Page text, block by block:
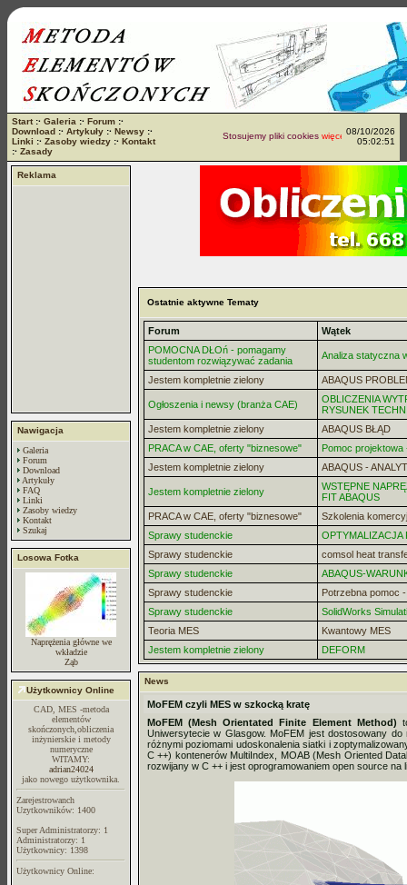
Start:· Galeria :· Forum :·
Download :· Artykuły :· Newsy :·
Linki :· Zasoby wiedzy :· Kontakt
:· Zasady
Stosujemy pliki cookieswięcej...
08/10/2026
05:02:51
Reklama
Nawigacja
Galeria
Forum
Download
Artykuły
FAQ
Linki
Zasoby wiedzy
Kontakt
Szukaj
Losowa Fotka
Naprężenia główne we
wkładzie
Ząb
Użytkownicy Online
CAD, MES -metoda
elementów
skończonych,obliczenia
inżynierskie i metody
numeryczne
WITAMY:
adrian24024
jako nowego użytkownika.
Zarejestrowanch
Uzytkowników: 1400
Super Administratorzy: 1
Administratorzy: 1
Użytkownicy: 1398
Użytkownicy Online:
Ostatnie aktywne Tematy
Forum
Wątek
POMOCNA DŁOń - pomagamy
studentom rozwiązywać zadania
Analiza statyczna
Jestem kompletnie zielony ABAQUS
Ogłoszenia i newsy (branża CAE)
OBLICZENIA
RYSUNEK
Jestem kompletnie zielony
ABAQUS BŁĄD
PRACA w CAE, oferty "biznesowe"
Pomoc projektowa
Jestem kompletnie zielony
ABAQUS -
Jestem kompletnie zielony
WSTĘPNE
FIT ABAQUS
PRACA w CAE, oferty "biznesowe"
Szkolenia
Sprawy studenckie
OPTYMALIZACJA
Sprawy studenckie
comsol heat
Sprawy studenckie
ABAQUS-
Sprawy studenckie
Potrzebna pomoc
Sprawy studenckie
SolidWorks
Teoria MES
Kwantowy MES
Jestem kompletnie zielony
DEFORM
News
MoFEM czyli MES w szkocką kratę
MoFEM (Mesh Orientated Finite Element Method)
Uniwersytecie w Glasgow. MoFEM jest dostosowany
różnymi poziomami udoskonalenia siatki i
C ++) kontenerów MultiIndex, MOAB (Mesh Oriented
rozwijany w C ++ i jest oprogramowaniem open source na